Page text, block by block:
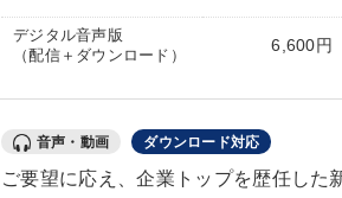
デジタル音声版
（配信＋ダウンロード）
6,600円
音声・動画 ダウンロード対応
ご要望に応え、企業トップを歴任した